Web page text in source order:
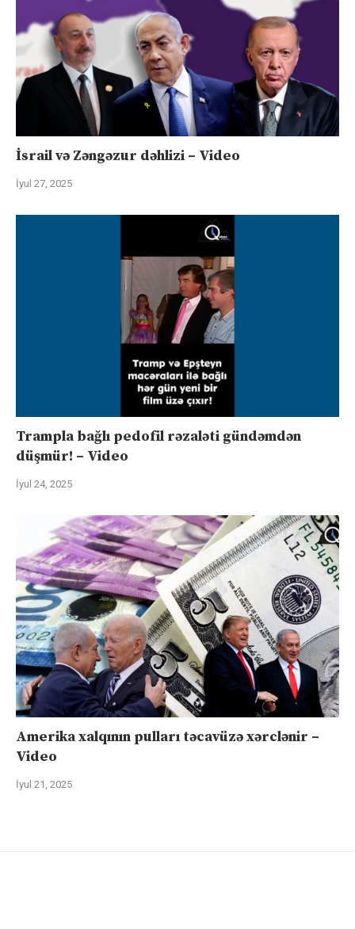
İsrail və Zəngəzur dəhlizi – Video
İyul 27, 2025
Trampla bağlı pedofil rəzaləti gündəmdən
düşmür! – Video
İyul 24, 2025
Amerika xalqının pulları təcavüzə xərclənir –
Video
İyul 21, 2025